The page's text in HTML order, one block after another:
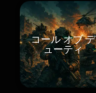
コール オブ デ
ューティ